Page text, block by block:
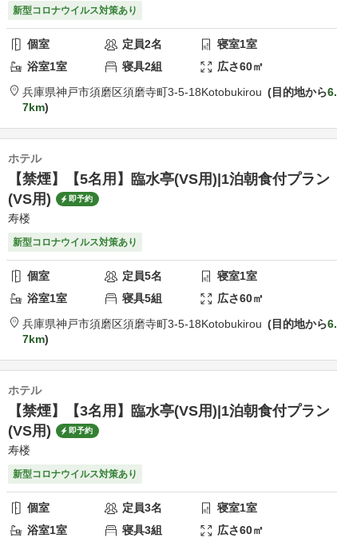
新型コロナウイルス対策あり
個室 定員2名 寝室1室
浴室1室 寝具2組 広さ60㎡
兵庫県神戸市須磨区須磨寺町3-5-18Kotobukirou 目的地から6.
7km
ホテル
【禁煙】【5名用】臨水亭(VS用)|1泊朝食付プラン
(VS用)
即予約
寿楼
新型コロナウイルス対策あり
個室 定員5名 寝室1室
浴室1室 寝具5組 広さ60㎡
兵庫県神戸市須磨区須磨寺町3-5-18Kotobukirou 目的地から6.
7km
ホテル
【禁煙】【3名用】臨水亭(VS用)|1泊朝食付プラン
(VS用)
即予約
寿楼
新型コロナウイルス対策あり
個室 定員3名 寝室1室
浴室1室 寝具3組 広さ60㎡